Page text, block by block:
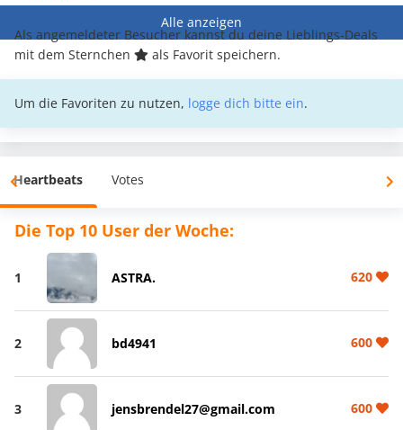
Alle anzeigen
Als angemeldeter Besucher kannst du deine Lieblings-Deals
mit dem Sternchen
als Favorit speichern.
Um die Favoriten zu nutzen, logge dich bitte ein.
Heartbeats Votes
Die Top 10 User der Woche:
1 ASTRA. 620
2 bd4941 600
3 jensbrendel27@gmail.com 600